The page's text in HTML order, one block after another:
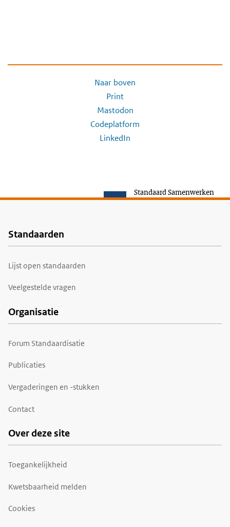
Naar boven
Print
Mastodon
Codeplatform
LinkedIn
Standaard Samenwerken
Voet
Standaarden
Lijst open standaarden
Veelgestelde vragen
Organisatie
Forum Standaardisatie
Publicaties
Vergaderingen en -stukken
Contact
Over deze site
Toegankelijkheid
Kwetsbaarheid melden
Cookies